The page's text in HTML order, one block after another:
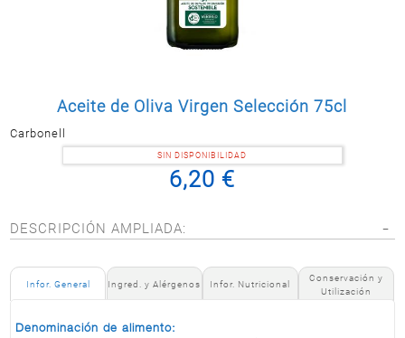
Aceite de Oliva Virgen Selección 75cl
Carbonell
SIN DISPONIBILIDAD
6,20 €
DESCRIPCIÓN AMPLIADA:
Infor. General Ingred. y Alérgenos Infor. Nutricional
Conservación y
Utilización
Denominación de alimento: